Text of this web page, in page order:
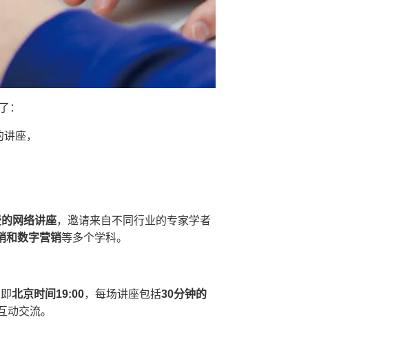
：
座，
网络讲座，邀请来自不同行业的专家学者
和数字营销等多个学科。
北京时间 19:00，每场讲座包括30分钟的
交流。